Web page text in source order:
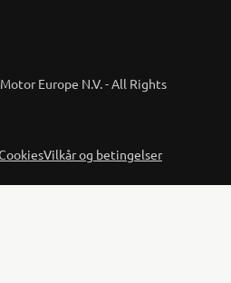
Europe N.V. - All Rights
Vilkår og betingelser